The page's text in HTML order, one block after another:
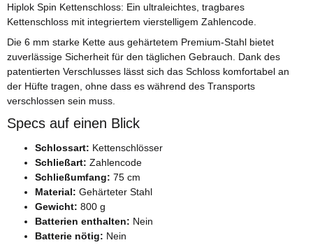
Hiplok Spin Kettenschloss: Ein ultraleichtes, tragbares
Kettenschloss mit integriertem vierstelligem Zahlencode.
Die 6 mm starke Kette aus gehärtetem Premium-Stahl bietet
zuverlässige Sicherheit für den täglichen Gebrauch. Dank des
patentierten Verschlusses lässt sich das Schloss komfortabel an
der Hüfte tragen, ohne dass es während des Transports
verschlossen sein muss.
Specs auf einen Blick
Schlossart: Kettenschlösser
Schließart: Zahlencode
Schließumfang: 75 cm
Material: Gehärteter Stahl
Gewicht: 800 g
Batterien enthalten: Nein
Batterie nötig: Nein